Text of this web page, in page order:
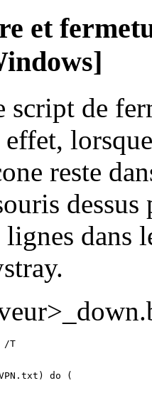
et
script de
reste
dans
/T
do (